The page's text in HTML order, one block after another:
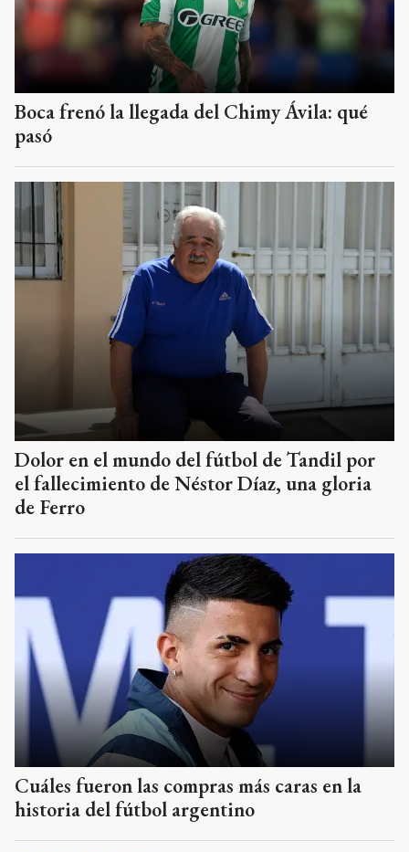
Boca frenó la llegada del Chimy Ávila: qué
pasó
Dolor en el mundo del fútbol de Tandil por
el fallecimiento de Néstor Díaz, una gloria
de Ferro
Cuáles fueron las compras más caras en la
historia del fútbol argentino